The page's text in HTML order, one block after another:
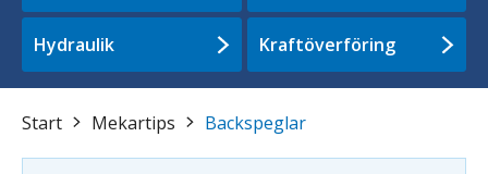
Hydraulik Kraftöverföring
Start Mekartips Backspeglar